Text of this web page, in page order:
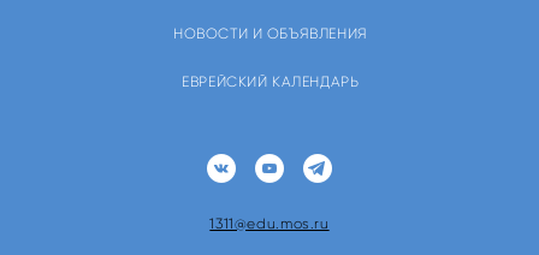
НОВОСТИ И ОБЪЯВЛЕНИЯ
ЕВРЕЙСКИЙ КАЛЕНДАРЬ
1311@edu.mos.ru